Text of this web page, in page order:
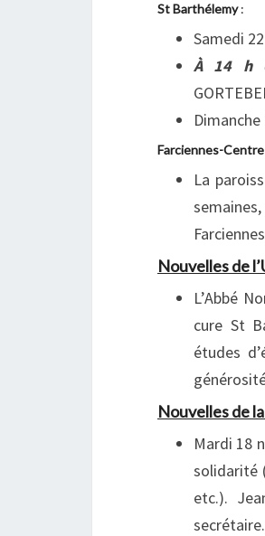
St Barthélemy:
Samedi
À 14 h
Farciennes-Centre
La
Nouvelles de
L’Abbé
cure St
études
Nouvelles de
Mardi 18
solidarité
etc.).
secrétaire.